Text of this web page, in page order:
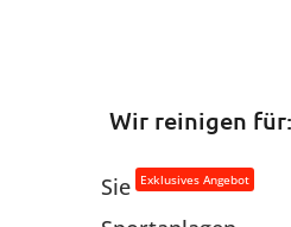
Sie Exklusives Angebot
Sportanlagen
Fitness-Center